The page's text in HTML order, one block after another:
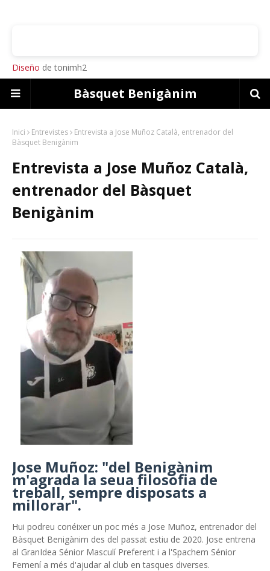
Diseño de tonimh2
Bàsquet Benigànim
Inici Entrevistes
Entrevista a Jose Muñoz Català, entrenador del
Bàsquet Benigànim
Entrevista a Jose Muñoz Català,
entrenador del Bàsquet
Benigànim
Jose Muñoz: "del Benigànim
m'agrada la seua filosofia de
treball, sempre disposats a
millorar".
Hui podreu conéixer un poc més a Jose Muñoz, entrenador del
Bàsquet Benigànim des del passat estiu de 2020. Jose entrena
al GranIdea Sénior Masculí Preferent i a l'Spachem Sénior
Femení a més d'ajudar al club en tasques diverses.